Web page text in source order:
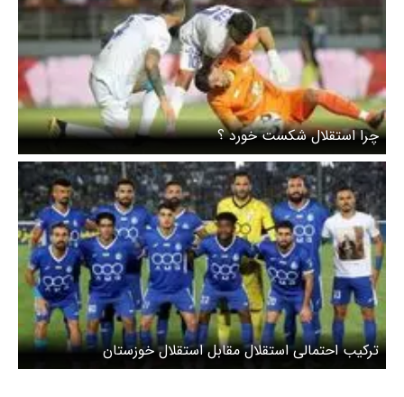
چرا استقلال شکست خورد ؟
ترکیب احتمالی استقلال مقابل استقلال خوزستان